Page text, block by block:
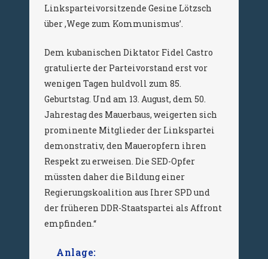
Linksparteivorsitzende Gesine Lötzsch
über ‚Wege zum Kommunismus’.
Dem kubanischen Diktator Fidel Castro
gratulierte der Parteivorstand erst vor
wenigen Tagen huldvoll zum 85.
Geburtstag. Und am 13. August, dem 50.
Jahrestag des Mauerbaus, weigerten sich
prominente Mitglieder der Linkspartei
demonstrativ, den Maueropfern ihren
Respekt zu erweisen. Die SED-Opfer
müssten daher die Bildung einer
Regierungskoalition aus Ihrer SPD und
der früheren DDR-Staatspartei als Affront
empfinden.“
Anlage: